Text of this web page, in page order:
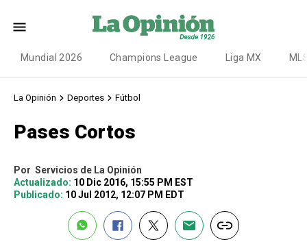
Mundial 2026 Champions League Liga MX
La Opinión Deportes Fútbol
Pases Cortos
Por Servicios de La Opinión
Actualizado: 10 Dic 2016, 15:55 PM EST
Publicado: 10 Jul 2012, 12:07 PM EDT